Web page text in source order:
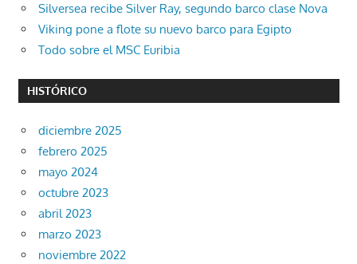
Silversea recibe Silver Ray, segundo barco clase Nova
Viking pone a flote su nuevo barco para Egipto
Todo sobre el MSC Euribia
HISTÓRICO
diciembre 2025
febrero 2025
mayo 2024
octubre 2023
abril 2023
marzo 2023
noviembre 2022